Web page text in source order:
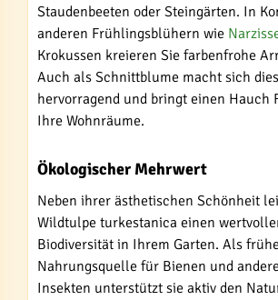
Staudenbeeten oder Steingärten. In
anderen Frühlingsblühern wie
Krokussen kreieren Sie farbenfrohe
Auch als Schnittblume macht sich
hervorragend und bringt einen Hauch
Ihre Wohnräume.
Ökologischer Mehrwert
Neben ihrer ästhetischen Schönheit
Wildtulpe turkestanica einen
Biodiversität in Ihrem Garten. Als
Nahrungsquelle für Bienen und
Insekten unterstützt sie aktiv den